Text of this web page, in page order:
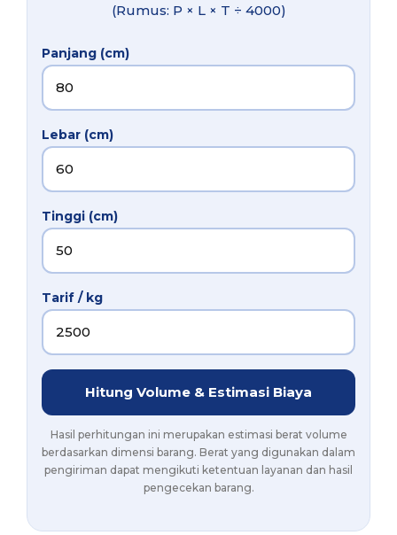
(Rumus: P × L × T ÷ 4000)
Panjang (cm)
Lebar (cm)
Tinggi (cm)
Tarif / kg
Hitung Volume & Estimasi Biaya
Hasil perhitungan ini merupakan estimasi berat volume
berdasarkan dimensi barang. Berat yang digunakan dalam
pengiriman dapat mengikuti ketentuan layanan dan hasil
pengecekan barang.